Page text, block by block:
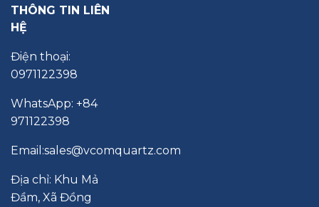
THÔNG TIN LIÊN
HỆ
Điện thoại:
0971122398
WhatsApp: +84
971122398
Email:sales@vcomquartz.com
Địa chỉ: Khu Mả
Đầm, Xã Đồng